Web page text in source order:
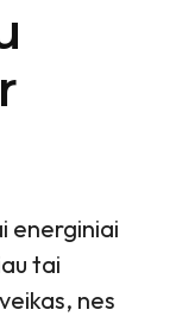
energiniai
tai
nes